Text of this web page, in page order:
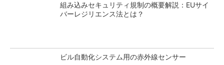
組み込みセキュリティ規制の概要解説：EUサイ
バーレジリエンス法とは？
ビル自動化システム用の赤外線センサー